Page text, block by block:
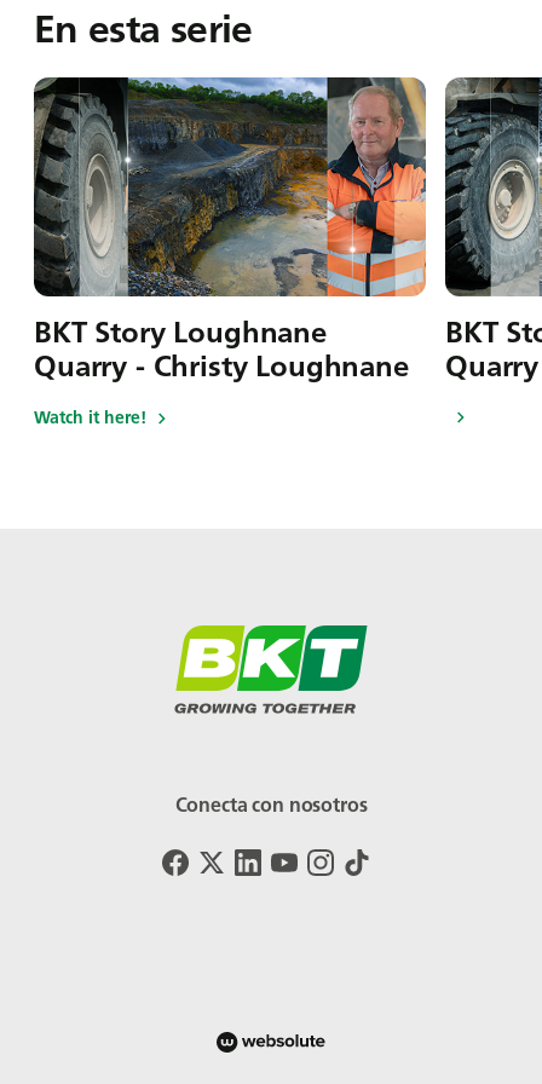
En esta serie
BKT Story Loughnane
Quarry - Christy Loughnane
Watch it here!
BKT
Conecta con nosotros